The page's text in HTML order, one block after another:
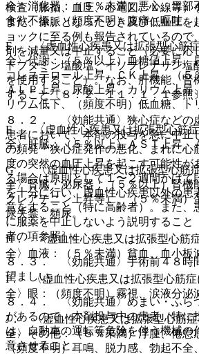
検査（脈拍、血圧、心電図、Ｘ線等）
また、徐脈となったとき及び低血圧を
ョックに至る例も報告されているので
剤を減量又は中止すること（必要に応
ドブタミン塩酸塩、イソプレナリン塩
を使用すること）。なお、肝機能、腎
すること〔８．２、１１．１．１参照
８．２． 〈効能共通〉狭心症などの
患者において、本剤の投与を急に中止
の頻発・狭心症発作の悪化、まれに心
度の突然の血圧上昇を起こす可能性が
る場合は原則として１〜２週間かけて
を十分に行い、虚血性心疾患以外の患
意をすること（特に高齢者）。また、
に服薬を中止しないよう説明すること
者の項参照〕。
８．３． 〈効能共通〉手術前４８時
望ましい。
８．４． 〈効能共通〉めまい・ふら
があるので、本剤投与中の患者（特に
は、自動車の運転等危険を伴う機械の
意させること。
全〉消化器：（５％未満）悪心、胃部
食欲不振、（頻度不明）腹痛、嘔吐。
E． 〈虚血性心疾患又は拡張型心筋
全〉代謝：（５％以上）血糖値上昇、
コレステロール上昇、ＣＫ上昇、（５
ＡＬＰ上昇、尿酸上昇、カリウム上昇
リウム低下、（頻度不明）低血糖、ト
F． 〈虚血性心疾患又は拡張型心筋
全〉肝臓：（５％以上）ＡＳＴ上昇、
G． 〈虚血性心疾患又は拡張型心筋
全〉腎臓・泌尿器：（５％以上）腎機
クレアチニン上昇等）、（５％未満）
尿失禁、頻尿。
H． 〈虚血性心疾患又は拡張型心筋
全〉血液：（５％未満）貧血、血小板
I． 〈虚血性心疾患又は拡張型心筋症
全〉眼：（頻度不明）霧視、涙液分泌
J． 〈虚血性心疾患又は拡張型心筋
全〉その他：（５％未満）浮腫、倦怠
（頻度不明）耳鳴、脱力感、勃起不全